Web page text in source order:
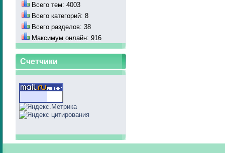
Всего тем: 4003
Всего категорий: 8
Всего разделов: 38
Максимум онлайн: 916
Счетчики